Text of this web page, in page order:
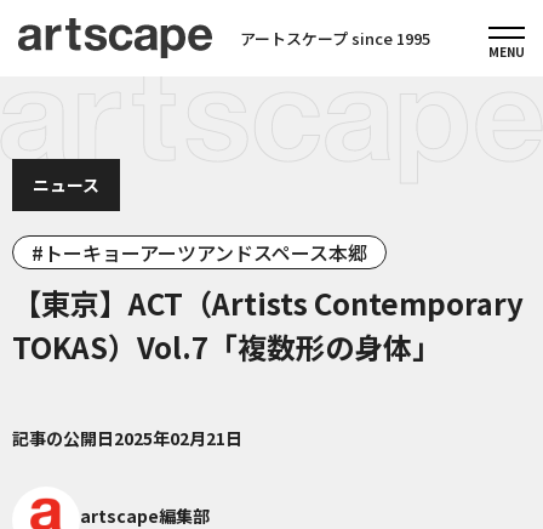
アートスケープ since 1995
ニュース
トーキョーアーツアンドスペース本郷
【東京】ACT（Artists Contemporary
TOKAS）Vol.7「複数形の身体」
記事の公開日2025年02月21日
artscape編集部